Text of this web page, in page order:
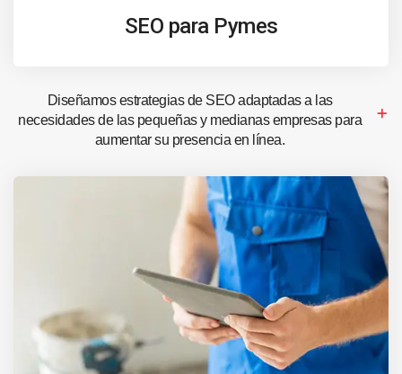
SEO para Pymes
Diseñamos estrategias de SEO adaptadas a las
necesidades de las pequeñas y medianas empresas para
aumentar su presencia en línea.